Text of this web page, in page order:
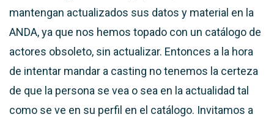
mantengan actualizados sus datos y material en la
ANDA, ya que nos hemos topado con un catálogo de
actores obsoleto, sin actualizar. Entonces a la hora
de intentar mandar a casting no tenemos la certeza
de que la persona se vea o sea en la actualidad tal
como se ve en su perfil en el catálogo. Invitamos a